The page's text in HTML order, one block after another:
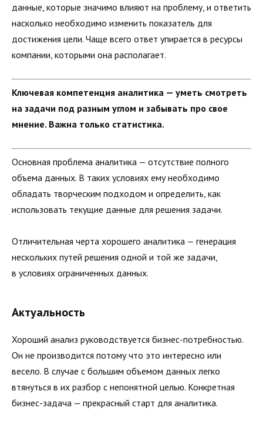
данные, которые значимо влияют на проблему, и ответить
насколько необходимо изменить показатель для
достижения цели. Чаще всего ответ упирается в ресурсы
компании, которыми она располагает.
Ключевая компетенция аналитика — уметь смотреть
на задачи под разным углом и забывать про свое
мнение. Важна только статистика.
Основная проблема аналитика — отсутствие полного
объема данных. В таких условиях ему необходимо
обладать творческим подходом и определить, как
использовать текущие данные для решения задачи.
Отличительная черта хорошего аналитика — генерация
нескольких путей решения одной и той же задачи,
в условиях ограниченных данных.
Актуальность
Хороший анализ руководствуется бизнес-потребностью.
Он не производится потому что это интересно или
весело. В случае с большим объемом данных легко
втянуться в их разбор с непонятной целью. Конкретная
бизнес-задача — прекрасный старт для аналитика.